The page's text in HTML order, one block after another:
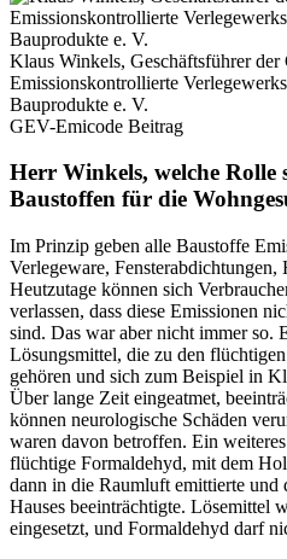
Klaus Winkels, Geschäftsführer
Emissionskontrollierte
Bauprodukte e. V.
GEV-Emicode Beitrag
Herr Winkels, welche Rolle
Baustoffen für die
Im Prinzip geben alle Baustoffe
Verlegeware,
Heutzutage können sich
verlassen, dass diese Emissionen
sind. Das war aber nicht immer so.
Lösungsmittel, die zu den
gehören und sich zum Beispiel in
Über lange Zeit eingeatmet,
können neurologische Schäden
waren davon betroffen. Ein
flüchtige Formaldehyd, mit dem
dann in die Raumluft emittierte und
Hauses beeinträchtigte. Lösemittel
eingesetzt, und Formaldehyd darf